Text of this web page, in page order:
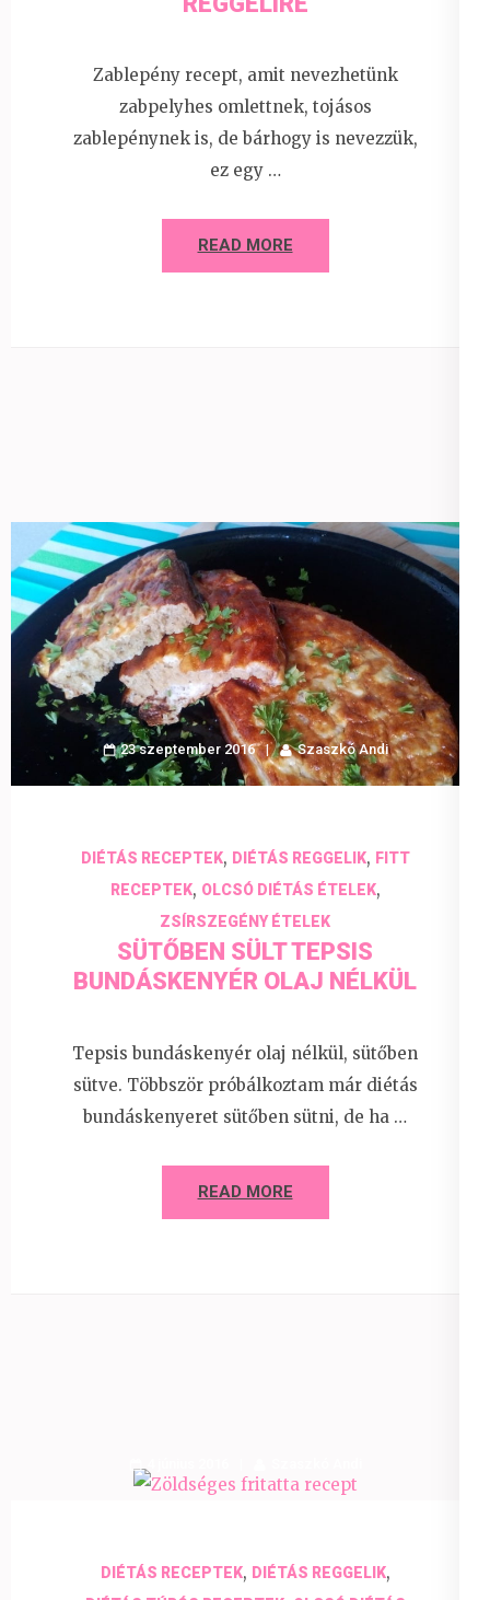
Zablepény recept, amit nevezhetünk
zabpelyhes omlettnek, tojásos
zablepénynek is, de bárhogy is nevezzük,
ez egy …
READ MORE
23 szeptember 2016 Szaszkó Andi
DIÉTÁS RECEPTEK, DIÉTÁS REGGELIK, FITT
RECEPTEK, OLCSÓ DIÉTÁS ÉTELEK,
ZSÍRSZEGÉNY ÉTELEK
SÜTŐBEN SÜLT TEPSIS
BUNDÁSKENYÉR OLAJ NÉLKÜL
Tepsis bundáskenyér olaj nélkül, sütőben
sütve. Többször próbálkoztam már diétás
bundáskenyeret sütőben sütni, de ha …
READ MORE
DIÉTÁS RECEPTEK, DIÉTÁS REGGELIK,